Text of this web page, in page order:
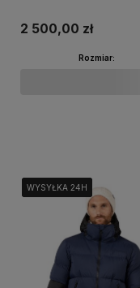
2 500,00 zł
Rozmiar:
WYSYŁKA 24H
WYSYŁKA 24H
WYSYŁKA 24H
WYSYŁKA 24H